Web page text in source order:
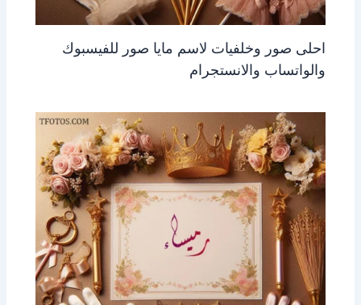
احلى صور وخلفيات لاسم مايا صور للفيسبوك
والواتساب والانستجرام